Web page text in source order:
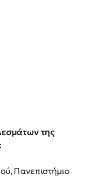
της
Πανεπιστήμιο